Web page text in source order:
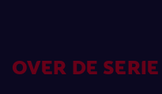
OVER DE SERIE